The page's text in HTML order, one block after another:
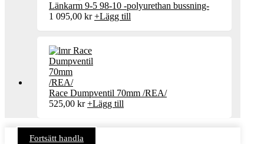
Länkarm 9-5 98-10 -polyurethan bussning-
1 095,00 kr +Lägg till
Race Dumpventil 70mm /REA/
525,00 kr +Lägg till
Fortsätt handla